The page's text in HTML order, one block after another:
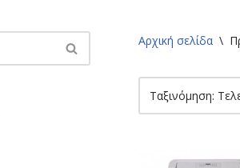
Αρχική σελίδα \